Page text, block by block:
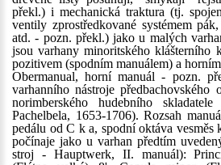
překl.) i mechanická traktura (tj.
ventily zprostředkované systémem
atd. - pozn. překl.) jako u malých
jsou varhany minoritského klášterního
pozitivem (spodním manuálem) a
Obermanual, horní manuál - pozn.
varhanního nástroje
norimberského hudebního
Pachelbela, 1653-1706). Rozsah
pedálu od C k a, spodní oktáva vesměs
počínaje jako u varhan předtím
stroj - Hauptwerk, II. manuál):